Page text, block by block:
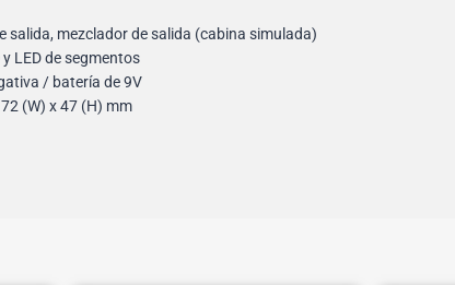
salida, mezclador de salida (cabina simulada)
LED de segmentos
/ batería de 9V
(W) x 47 (H) mm